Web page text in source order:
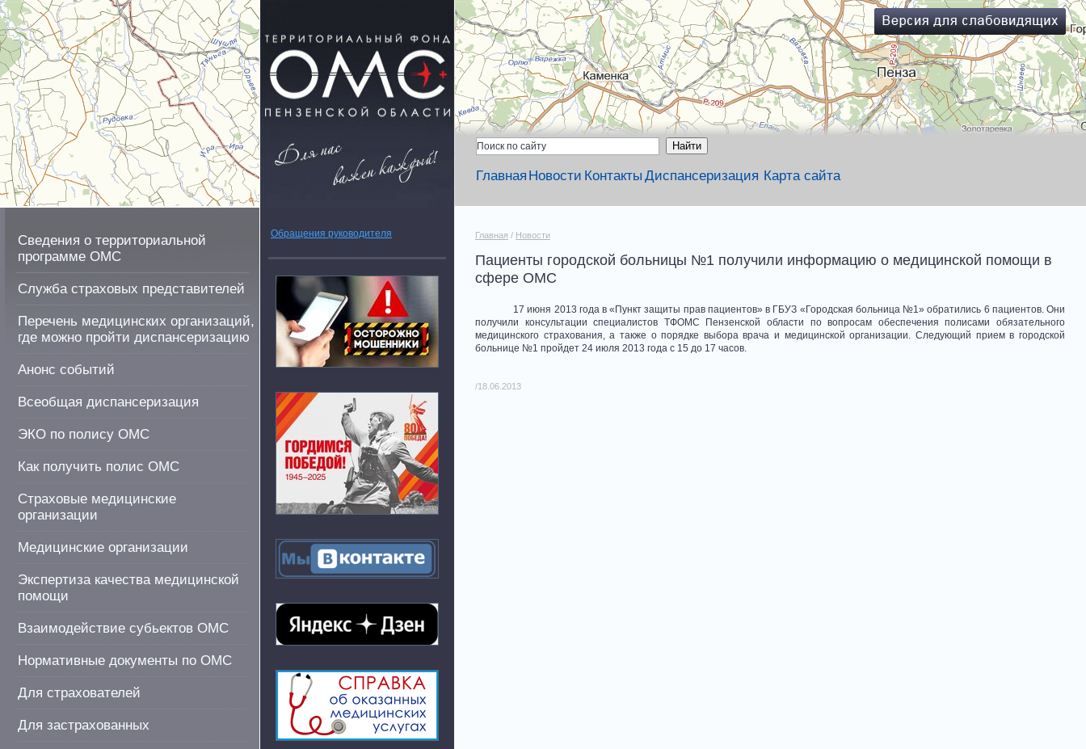
Главная Новости Контакты Диспансеризация Карта сайта
Сведения о территориальной
программе ОМС
Служба страховых представителей
Перечень медицинских организаций,
где можно пройти диспансеризацию
Анонс событий
Всеобщая диспансеризация
ЭКО по полису ОМС
Как получить полис ОМС
Страховые медицинские
организации
Медицинские организации
Экспертиза качества медицинской
помощи
Взаимодействие субьектов ОМС
Нормативные документы по ОМС
Для страхователей
Для застрахованных
Обращения руководителя Главная / Новости
Пациенты городской больницы №1 получили информацию о медицинской помощи в
сфере ОМС
17 июня 2013 года в «Пункт защиты прав пациентов» в ГБУЗ «Городская больница №1» обратились 6 пациентов. Они
получили консультации специалистов ТФОМС Пензенской области по вопросам обеспечения полисами обязательного
медицинского страхования, а также о порядке выбора врача и медицинской организации. Следующий прием в городской
больнице №1 пройдет 24 июля 2013 года с 15 до 17 часов.
/18.06.2013